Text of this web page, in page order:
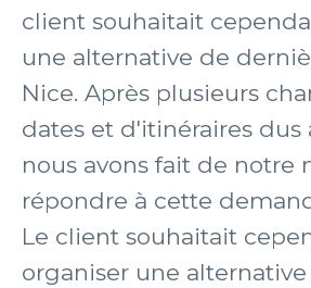
client souhaitait
une alternative de
Nice. Après plusieurs
dates et d'itinéraires dus
nous avons fait de notre
répondre à cette
Le client souhaitait
organiser une